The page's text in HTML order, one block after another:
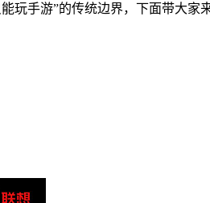
玩手游”的传统边界，下面带大家